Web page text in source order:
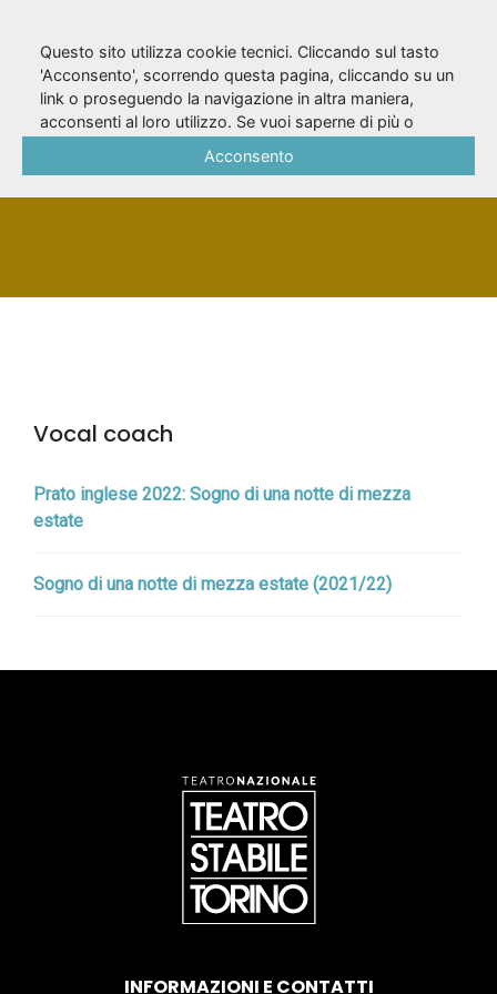
Pavese, Carlo
PERSONA
Vocal coach
Prato inglese 2022: Sogno di una notte di mezza
estate
Sogno di una notte di mezza estate (2021/22)
INFORMAZIONI E CONTATTI
Questo sito utilizza cookie tecnici. Cliccando sul tasto
'Acconsento', scorrendo questa pagina, cliccando su un
link o proseguendo la navigazione in altra maniera,
acconsenti al loro utilizzo. Se vuoi saperne di più o
Acconsento